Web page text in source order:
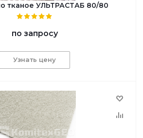
тканое УЛЬТРАСТАБ 80/80
по запросу
Узнать цену